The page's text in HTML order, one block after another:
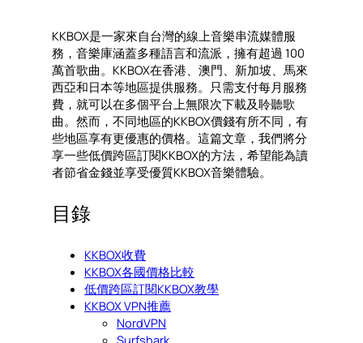
KKBOX是一家來自台灣的線上音樂串流媒體服
務，音樂庫涵蓋多種語言和流派，擁有超過 100
萬首歌曲。KKBOX在香港、澳門、新加坡、馬來
西亞和日本等地區提供服務。只需支付每月服務
費，就可以在多個平台上無限次下載及聆聽歌
曲。然而，不同地區的KKBOX價錢有所不同，有
些地區享有更優惠的價格。這篇文章，我們將分
享一些低價跨區訂閱KKBOX的方法，希望能為讀
者節省金錢並享受優質KKBOX音樂體驗。
目錄
KKBOX收費
KKBOX各國價格比較
低價跨區訂閱KKBOX教學
KKBOX VPN推薦
NordVPN
Surfshark